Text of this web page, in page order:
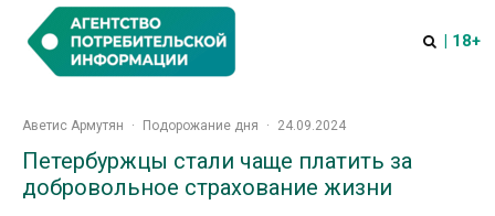
| 18+
Аветис Армутян · Подорожание дня · 24.09.2024
Петербуржцы стали чаще платить за
добровольное страхование жизни